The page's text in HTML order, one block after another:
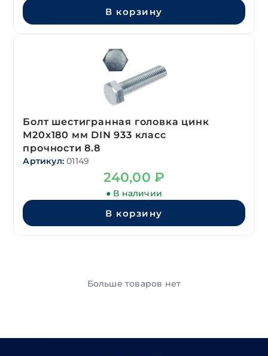
В корзину
Болт шестигранная головка цинк
М20х180 мм DIN 933 класс
прочности 8.8
Артикул: 01149
240,00₽
● В наличии
В корзину
Больше товаров нет